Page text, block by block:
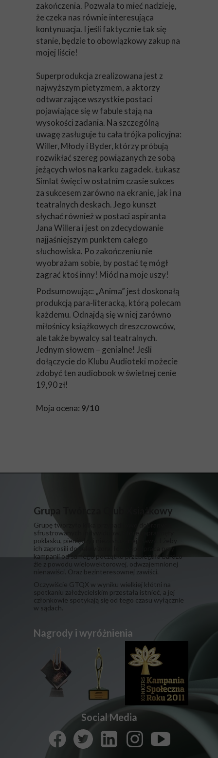
zakończenia. Pozwala to mieć nadzieję,
że czeka nas równie interesująca
kontynuacja. I jeśli faktycznie tak się
stanie, będzie to obowiązkowy zakup na
mojej liście!
Superprodukcja zrealizowana jest z
najwyższym pietyzmem, a aktorzy
odtwarzające wszystkie postaci
pojawiające się w fabule stają na
wysokości zadania. Na szczególną
uwagę zasługuje tu cała trójka policyjna:
Willer, Młody i Byder, którzy próbują
rozwikłać szereg powiązanych ze sobą
jeżących włos na karku zagadek. Łukasz
Simlat święci w ostatnim czasie sukces
za sukcesem zarówno na ekranie, jak i na
teatralnych deskach. Jego kunszt
słychać również w postaci aspiranta
Jana Willera i jest on zdecydowanie
najjaśniejszym punktem całego
słuchowiska. Po zakończeniu nie
wyobrażam sobie, by postać tę mógł
zagrać ktoś inny! Miód na moje uszy!
Podsumowując: „Anima” jest doskonałą
produkcją para-literacką, którą polecam
każdemu. Odnajdą się w niej zarówno
miłośnicy książkowych dreszczowców,
ale także bywalcy sal teatralnych.
Jednym słowem – genialne! Jeśli
dołączycie do Klubu Audioteki możecie
zdobyć ten audiobook w świetnej cenie
19,90 zł!
Moja ocena: 9/10
Grupa Twórcza Qlub Xsiążkowy
Grupę tworzyło kilka przypadkowo dobranych,
sfrustrowanych indywiduów, które zapragnęły
poklasku, pieniędzy i niezasłużonej sławy. I żeby
ich zaprosili do telewizora. Ich współpraca przy
kampanii od samego początku przebiegała bardzo
źle z powodu wielowektorowej, odwzajemnionej
nienawiści. Oraz bezinteresownej zawiści.
​Oczywiście GTQX w wyniku wielkiej kłótni na
spotkaniu założycielskim przestała istnieć, a jej
członkowie spotykają się od tego czasu wyłącznie
w sądach.
Social Media
Nagrody i wyróżnienia